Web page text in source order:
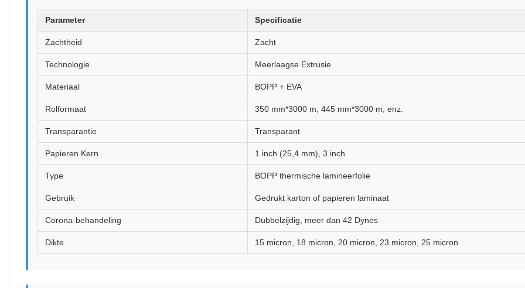
Parameter Specificatie
Zachtheid Zacht
Technologie Meerlaagse Extrusie
Materiaal BOPP + EVA
Rolformaat 350 mm*3000 m, 445 mm*3000 m, enz.
Transparantie Transparant
Papieren Kern 1 inch (25,4 mm), 3 inch
Type BOPP thermische lamineerfolie
Gebruik Gedrukt karton of papieren laminaat
Corona-behandeling Dubbelzijdig, meer dan 42 Dynes
Dikte 15 micron, 18 micron, 20 micron, 23 micron, 25 micron